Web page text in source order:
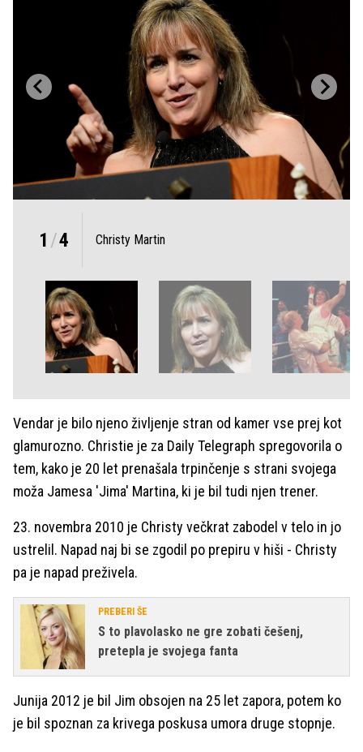
1 /4 Christy Martin
Vendar je bilo njeno življenje stran od kamer vse prej kot
glamurozno. Christie je za Daily Telegraph spregovorila o
tem, kako je 20 let prenašala trpinčenje s strani svojega
moža Jamesa 'Jima' Martina, ki je bil tudi njen trener.
23. novembra 2010 je Christy večkrat zabodel v telo in jo
ustrelil. Napad naj bi se zgodil po prepiru v hiši - Christy
pa je napad preživela.
PREBERI ŠE
S to plavolasko ne gre zobati češenj,
pretepla je svojega fanta
Junija 2012 je bil Jim obsojen na 25 let zapora, potem ko
je bil spoznan za krivega poskusa umora druge stopnje.